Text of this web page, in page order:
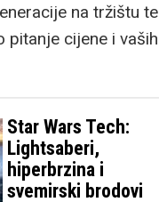
na tržištu te
pitanje cijene i vaših
Star Wars Tech:
Lightsaberi,
hiperbrzina i
svemirski brodovi